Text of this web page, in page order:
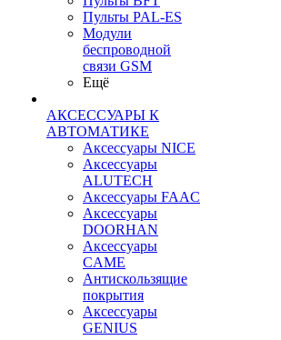
Пульты PAL-ES
Модули
беспроводной
связи GSM
Ещё
АКСЕССУАРЫ К
АВТОМАТИКЕ
Аксессуары NICE
Аксессуары
ALUTECH
Аксессуары FAAC
Аксессуары
DOORHAN
Аксессуары
CAME
Антискользящие
покрытия
Аксессуары
GENIUS